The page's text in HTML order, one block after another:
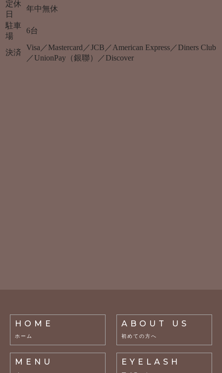
定休
日
年中無休
駐車
場
6台
決済
Visa／Mastercard／JCB／American Express／Diners Club
／UnionPay（銀聯）／Discover
HOME
ホーム
ABOUT US
初めての方へ
MENU EYELASH